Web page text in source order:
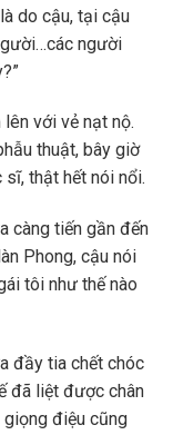
do cậu, tại cậu
người
lên với vẻ nạt nộ.
thuật, bây giờ
thật hết nói nổi.
càng tiến gần đến
Phong, cậu nói
tôi như thế nào
đầy tia chết chóc
đã liệt được chân
giọng điệu cũng